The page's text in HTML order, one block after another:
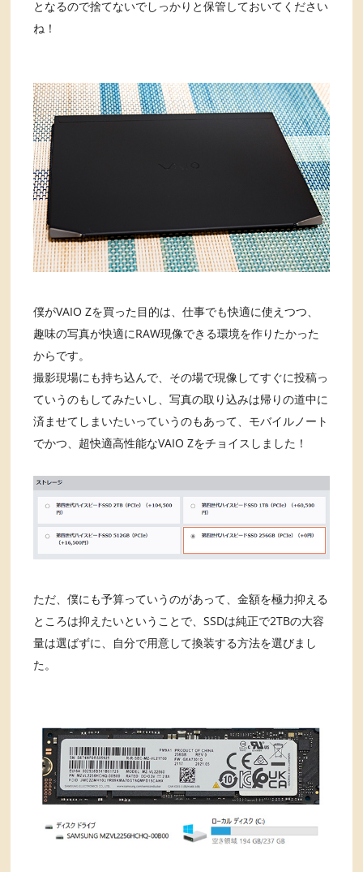
となるので捨てないでしっかりと保管しておいてください
ね！
僕がVAIO Zを買った目的は、仕事でも快適に使えつつ、
趣味の写真が快適にRAW現像できる環境を作りたかった
からです。
撮影現場にも持ち込んで、その場で現像してすぐに投稿っ
ていうのもしてみたいし、写真の取り込みは帰りの道中に
済ませてしまいたいっていうのもあって、モバイルノート
でかつ、超快適高性能なVAIO Zをチョイスしました！
ただ、僕にも予算っていうのがあって、金額を極力抑える
ところは抑えたいということで、SSDは純正で2TBの大容
量は選ばずに、自分で用意して換装する方法を選びまし
た。